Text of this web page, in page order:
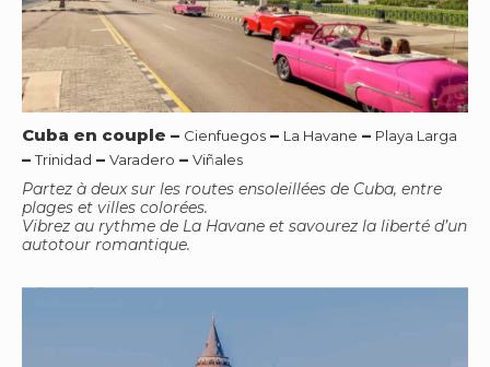
Cuba en couple – Cienfuegos – La Havane – Playa Larga
–Trinidad – Varadero – Viñales
Partez à deux sur les routes ensoleillées de Cuba, entre
plages et villes colorées.
Vibrez au rythme de La Havane et savourez la liberté d’un
autotour romantique.